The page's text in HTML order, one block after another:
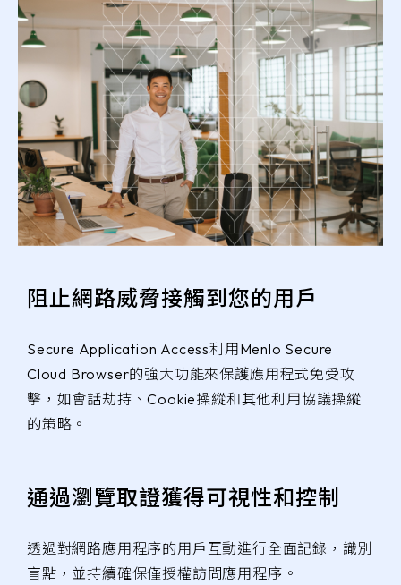
阻止網路威脅接觸到您的用戶
Secure Application Access利用Menlo Secure
Cloud Browser的強大功能來保護應用程式免受攻
擊，如會話劫持、Cookie操縱和其他利用協議操縱
的策略。
通過瀏覽取證獲得可視性和控制
透過對網路應用程序的用戶互動進行全面記錄，識別
盲點，並持續確保僅授權訪問應用程序。